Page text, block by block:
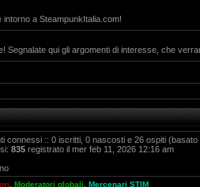
a SteampunkItalia.com!
Segnalate qui gli argomenti di interesse, che
connessi :: 0 iscritti, 0 nascosti e 26 ospiti (basato
835 registrato il mer feb 11, 2026 12:16 am
Moderatori globali Mercenari STIM